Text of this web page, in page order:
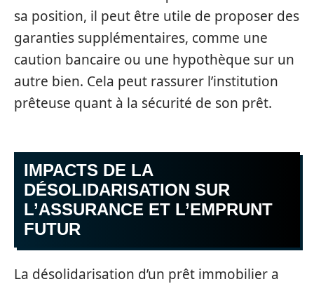
sa position, il peut être utile de proposer des
garanties supplémentaires, comme une
caution bancaire ou une hypothèque sur un
autre bien. Cela peut rassurer l’institution
prêteuse quant à la sécurité de son prêt.
IMPACTS DE LA
DÉSOLIDARISATION SUR
L’ASSURANCE ET L’EMPRUNT
FUTUR
La désolidarisation d’un prêt immobilier a